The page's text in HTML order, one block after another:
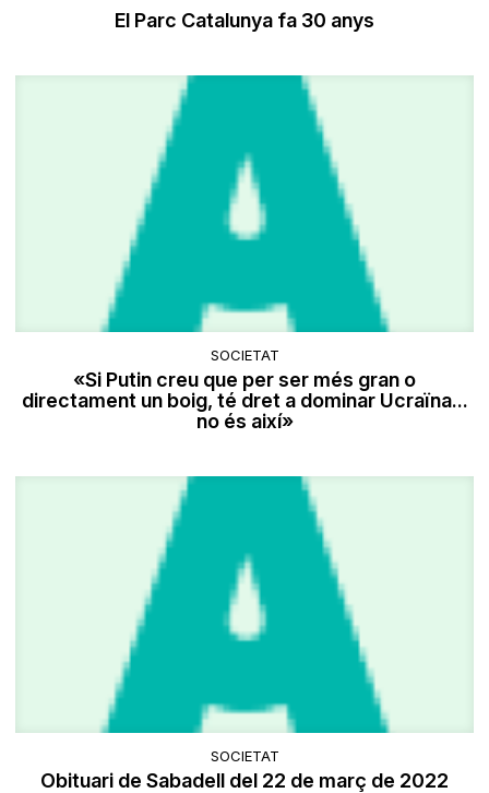
El Parc Catalunya fa 30 anys
SOCIETAT
«Si Putin creu que per ser més gran o
directament un boig, té dret a dominar Ucraïna...
no és així»
SOCIETAT
Obituari de Sabadell del 22 de març de 2022